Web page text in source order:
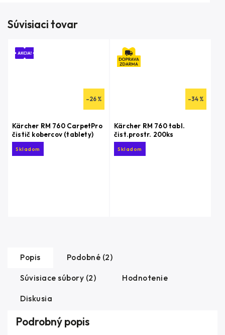
Súvisiaci tovar
–26 %
Kärcher RM 760 CarpetPro
čistič kobercov (tablety)
Skladom
–34 %
Kärcher RM 760 tabl.
čist.prostr. 200ks
Skladom
Popis Podobné (2)
Súvisiace súbory (2) Hodnotenie
Diskusia
Podrobný popis